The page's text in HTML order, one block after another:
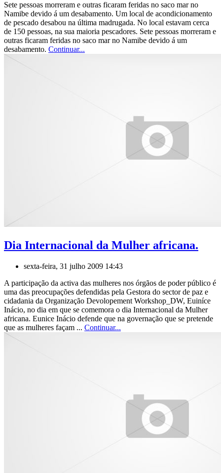
Sete pessoas morreram e outras ficaram feridas no saco mar no
Namibe devido á um desabamento. Um local de acondicionamento
de pescado desabou na última madrugada. No local estavam cerca
de 150 pessoas, na sua maioria pescadores. Sete pessoas morreram e
outras ficaram feridas no saco mar no Namibe devido á um
desabamento. Continuar...
Dia Internacional da Mulher africana.
sexta-feira, 31 julho 2009 14:43
A participação da activa das mulheres nos órgãos de poder público é
uma das preocupações defendidas pela Gestora do sector de paz e
cidadania da Organização Devolopement Workshop_DW, Euiníce
Inácio, no dia em que se comemora o dia Internacional da Mulher
africana. Eunice Inácio defende que na governação que se pretende
que as mulheres façam ... Continuar...